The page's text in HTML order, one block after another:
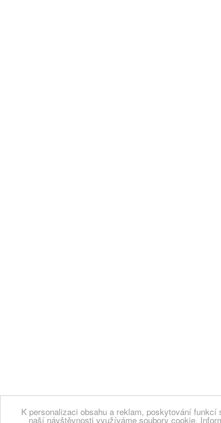
K personalizaci obsahu a reklam, poskytování
naší návštěvnosti využíváme soubory cookie.